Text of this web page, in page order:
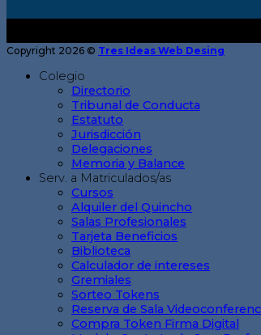
Copyright 2026 © Tres Ideas Web Desing
Colegio
Directorio
Tribunal de Conducta
Estatuto
Jurisdicción
Delegaciones
Memoria y Balance
Serv. a Matriculados/as
Cursos
Alquiler del Quincho
Salas Profesionales
Tarjeta Beneficios
Biblioteca
Calculador de intereses
Gremiales
Sorteo Tokens
Reserva de Sala
Compra Token Firma Digital